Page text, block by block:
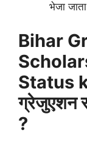
भेजा जाता
Bihar
Status
ग्रेजुएशन
?